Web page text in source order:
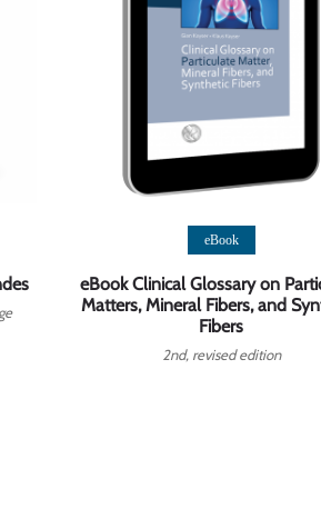
Weiterlesen
eBook
eBook Clinical Glossary on
Matters, Mineral Fibers, and
Fibers
2nd, revised edition